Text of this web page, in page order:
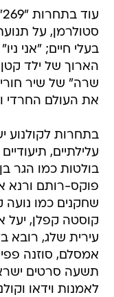
סטולרמן, על
בעלי חיים; "אני
הארוך של ילד
שרה" של שיר
את העולם החרדי
עלילתיים,
בולטות כמו הגר
פוקס-רותם ורנא
שחקנים כמו נועה
קוסטה קפלן, יעל
עירית שלג, רובא
אמסלם, סוזנה
תשעה סרטים
לאמנות וידאו